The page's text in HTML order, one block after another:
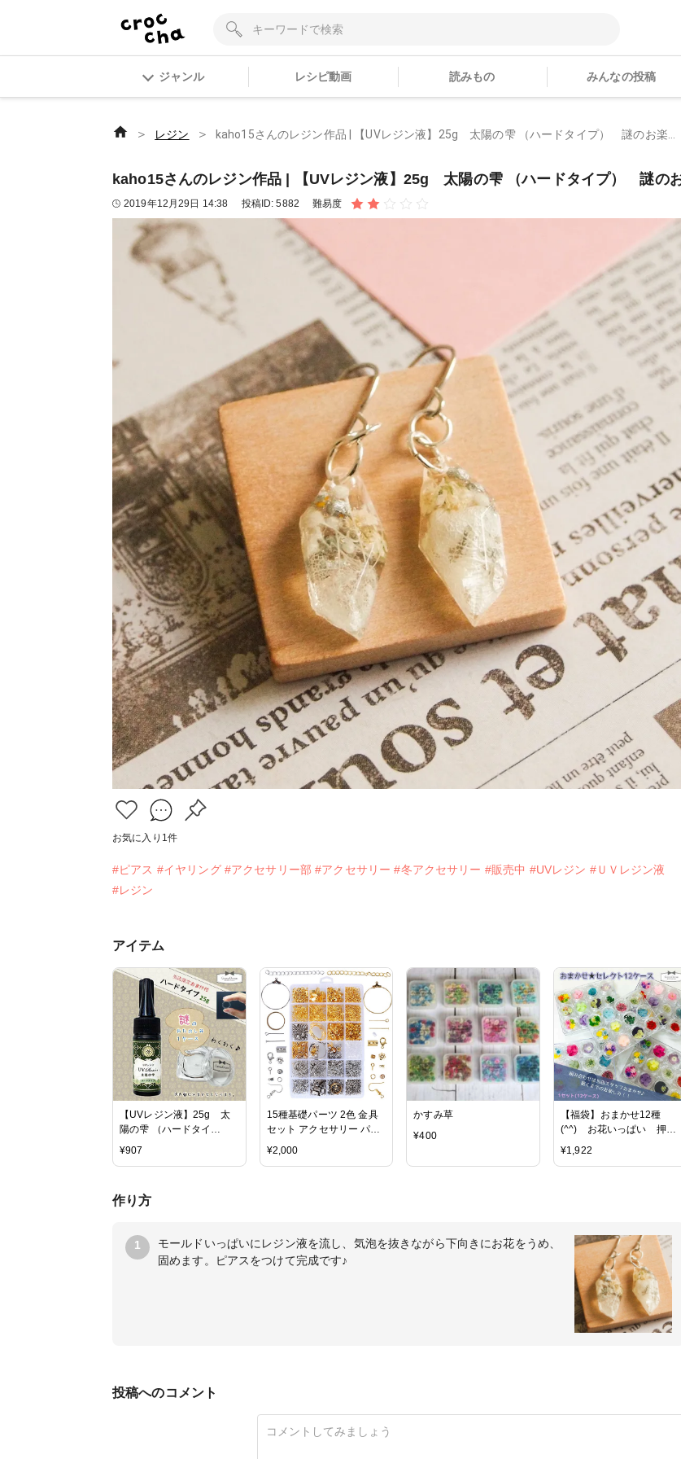
ジャンル レシピ動画 読みもの みんなの投稿
＞ レジン ＞ kaho15さんのレジン作品 | 【UVレジン液】25g 太陽の雫 （ハードタイプ） 謎のお楽...
kaho15さんのレジン作品 | 【UVレジン液】25g 太陽の雫 （ハードタイプ） 謎の
2019年12月29日 14:38 投稿ID:5882 難易度
お気に入り 1件
#ピアス #イヤリング #アクセサリー部 #アクセサリー #冬アクセサリー #販売中 #UVレジン #ＵＶレジン液
#レジン
アイテム
【UVレジン液】25g 太
陽の雫 （ハードタイ
プ） 謎のお楽しみオマケ
パジコ,PADICO,国内メー
¥907
15種基礎パーツ 2色 金具
セット アクセサリー パー
ツ ピアス パーツ カニカン
丸カン ヒートン Tピン 9ピ
¥2,000
かすみ草
¥400
【福袋】おまかせ12種
(^^) お花いっぱい 押し
花・ドライフラワーセッ
ト [スターフラワー,レー
¥1,922
作り方
1
モールドいっぱいにレジン液を流し、気泡を抜きながら下向きにお花をうめ、
固めます。ピアスをつけて完成です♪
投稿へのコメント